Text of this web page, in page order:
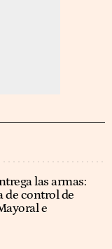
las armas:
de control de
e